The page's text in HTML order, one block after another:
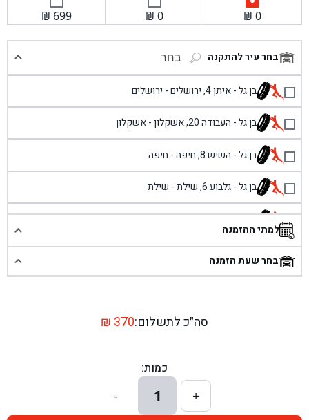
₪ 0
₪ 0
₪ 699
בחר עיר להתקנה בחר
בן גל - איתן 4, ירושלים - ירושלים
בן גל - העבודה 20, אשקלון - אשקלון
בן גל - השיש 8, חיפה - חיפה
בן גל - גלבוע 6, שילת - שילת
בן גל - פוריידיס, כניסה צפונית מול כביש 4 - פרדיס
בן גל - שכונת אזור תעשייה זעירה, עיילבון - עיילבון
בן גל - דרך השבעה 20, אזור - אזור
בן גל - הרצל 6, גדרה - גדרה
בן גל - שדרות דוד בן גוריון 8, באר שבע - באר שבע
למתי ההזמנה
בחר שעת הזמנה
סה״כ לתשלום: ₪ 370
כמות:
+
1
-